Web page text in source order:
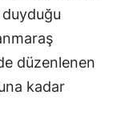
duyduğu
düzenlenen
kadar